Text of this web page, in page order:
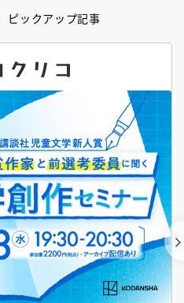
ピックアップ記事